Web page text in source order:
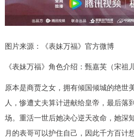
图片来源：《表妹万福》官方微博
《表妹万福》角色介绍：甄嘉芙（宋祖
原本是商贾之女，拥有倾国倾城的绝世
人，惨遭丈夫算计进献给皇帝，最后落
场。重活一世后她决心逆天改命，她深
月的表哥可以护住自己，因此千方百计